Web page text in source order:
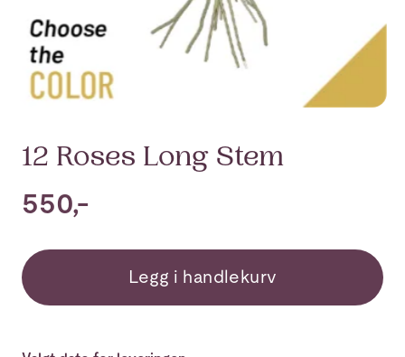
12 Roses Long Stem
550,-
Legg i handlekurv